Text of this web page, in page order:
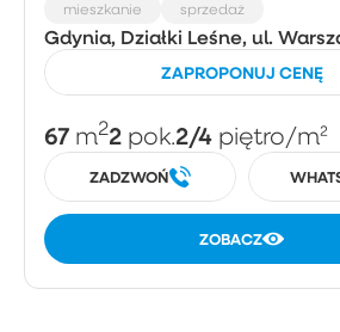
mieszkanie sprzedaż
Gdynia, Działki Leśne, ul.
ZAPROPONUJ CENĘ
67 m22 pok.2/4 piętro/m²
ZADZWOŃ
ZOBACZ